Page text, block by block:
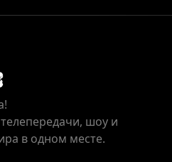
шоу и
в одном месте.